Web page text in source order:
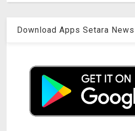
Download Apps Setara News